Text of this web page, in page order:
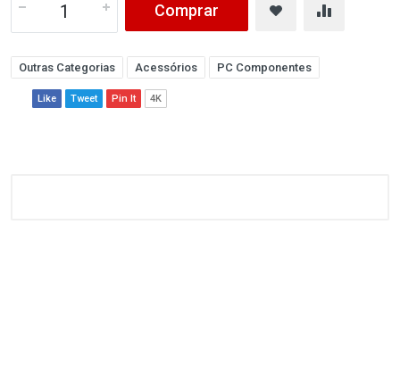
Comprar
Outras Categorias Acessórios PC Componentes
Like Tweet Pin It 4K